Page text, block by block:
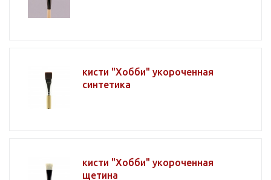
кисти "Хобби" укороченная
синтетика
кисти "Хобби" укороченная
щетина